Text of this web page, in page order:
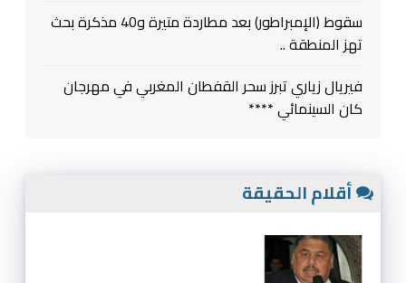
سقوط (الإمبراطور) بعد مطاردة متيرة و40 مذكرة بحث
تهز المنطقة ..
فيريال زياري تبرز سحر القفطان المغربي في مهرجان
كان السينمائي ****
أقلام الحقيقة